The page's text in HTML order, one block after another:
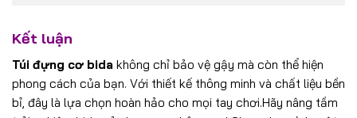
Kết luận
Túi đựng cơ bida không chỉ bảo vệ gậy mà còn thể hiện
phong cách của bạn. Với thiết kế thông minh và chất liệu bền
bỉ, đây là lựa chọn hoàn hảo cho mọi tay chơi.Hãy nâng tầm